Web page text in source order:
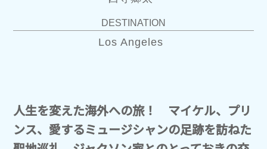
DESTINATION
Los Angeles
人生を変えた海外への旅！ マイケル、プリ
ンス、愛するミュージシャンの足跡を訪ねた